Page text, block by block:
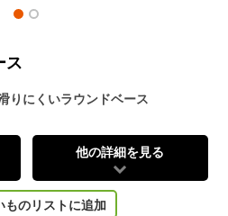
ス
りにくいラウンドベース
他の詳細を見る
ものリストに追加